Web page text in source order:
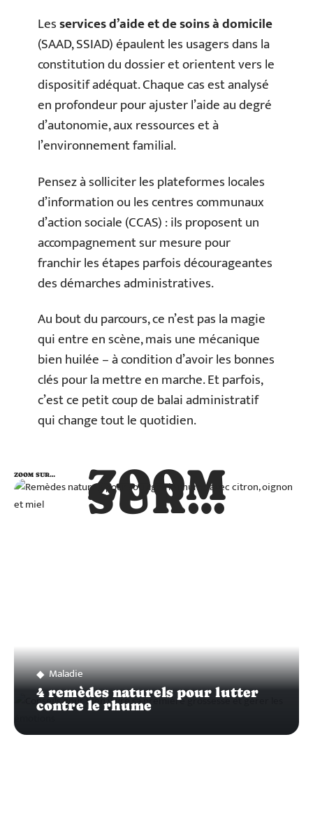
Lesservices d’aide et de soins à domicile
(SAAD, SSIAD) épaulent les usagers dans la
constitution du dossier et orientent vers le
dispositif adéquat. Chaque cas est analysé
en profondeur pour ajuster l’aide au degré
d’autonomie, aux ressources et à
l’environnement familial.
Pensez à solliciter les plateformes locales
d’information ou les centres communaux
d’action sociale (CCAS) : ils proposent un
accompagnement sur mesure pour
franchir les étapes parfois décourageantes
des démarches administratives.
Au bout du parcours, ce n’est pas la magie
qui entre en scène, mais une mécanique
bien huilée – à condition d’avoir les bonnes
clés pour la mettre en marche. Et parfois,
c’est ce petit coup de balai administratif
qui change tout le quotidien.
ZOOM
SUR…
ZOOM SUR…
Maladie
4 remèdes naturels pour lutter
contre le rhume